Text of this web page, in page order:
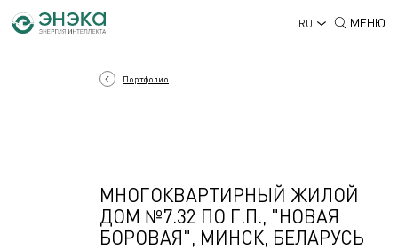
RU МЕНЮ
Портфолио
МНОГОКВАРТИРНЫЙ ЖИЛОЙ
ДОМ №7.32 ПО Г.П., "НОВАЯ
БОРОВАЯ", МИНСК, БЕЛАРУСЬ